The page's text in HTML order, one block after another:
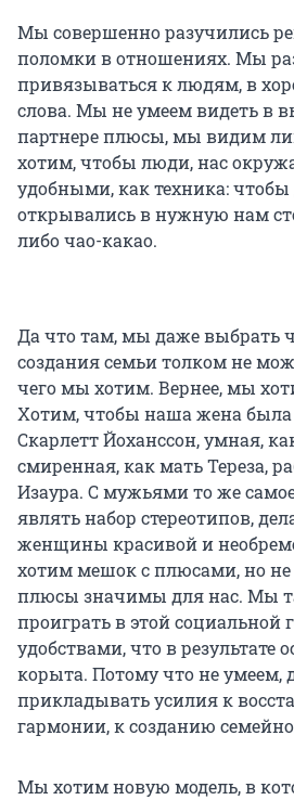
Мы совершенно разучились
поломки в отношениях. Мы
привязываться к людям, в
слова. Мы не умеем видеть в
партнере плюсы, мы видим
хотим, чтобы люди, нас
удобными, как техника:
открывались в нужную нам
либо чао-какао.
Да что там, мы даже выбрать
создания семьи толком не
чего мы хотим. Вернее, мы
Хотим, чтобы наша жена была
Скарлетт Йоханссон, умная,
смиренная, как мать Тереза,
Изаура. С мужьями то же
являть набор стереотипов,
женщины красивой и
хотим мешок с плюсами, но
плюсы значимы для нас. Мы
проиграть в этой социальной
удобствами, что в результате
корыта. Потому что не умеем,
прикладывать усилия к
гармонии, к созданию
Мы хотим новую модель, в